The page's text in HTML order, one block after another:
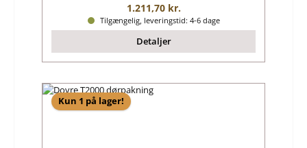
Almindelig pris:
1.211,70 kr.
Tilgængelig, leveringstid: 4-6 dage
Detaljer
Kun 1 på lager!